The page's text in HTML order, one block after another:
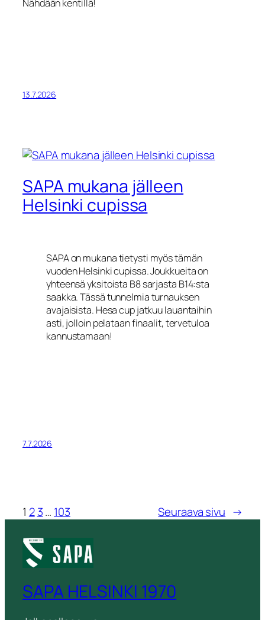
Nähdään kentillä!
13.7.2026
SAPA mukana jälleen
Helsinki cupissa
SAPA on mukana tietysti myös tämän
vuoden Helsinki cupissa. Joukkueita on
yhteensä yksitoista B8 sarjasta B14:sta
saakka. Tässä tunnelmia turnauksen
avajaisista. Hesa cup jatkuu lauantaihin
asti, jolloin pelataan finaalit, tervetuloa
kannustamaan!
7.7.2026
1 2 3… 103 Seuraava sivu →
SAPA HELSINKI 1970